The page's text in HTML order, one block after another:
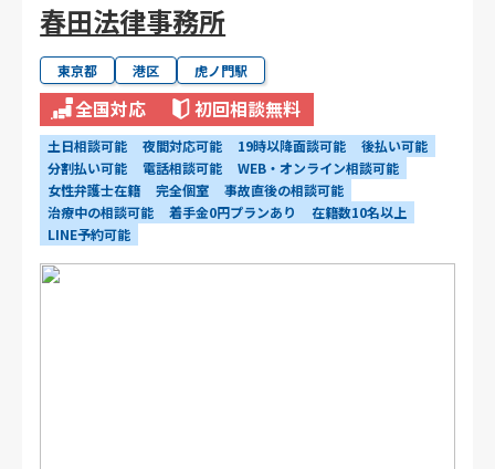
春田法律事務所
東京都 港区 虎ノ門駅
全国対応 初回相談無料
土日相談可能 夜間対応可能 19時以降面談可能
後払い可能
分割払い可能
電話相談可能
WEB・オンライン相談可能
女性弁護士在籍
完全個室
事故直後の相談可能
治療中の相談可能
着手金0円プランあり
在籍数10名以上
LINE予約可能